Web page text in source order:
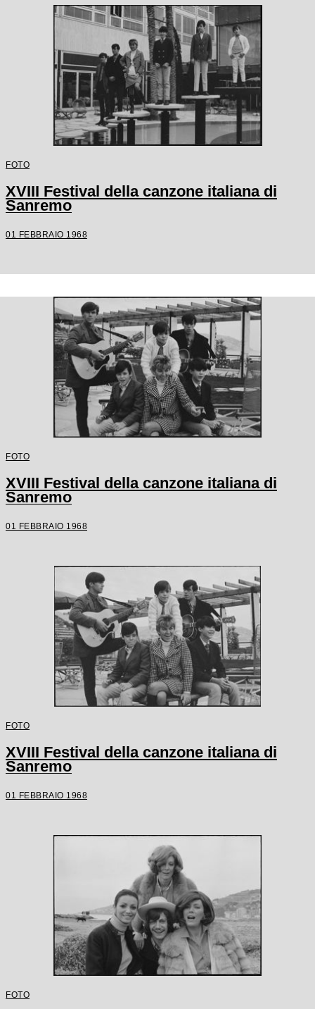
FOTO
XVIII Festival della canzone italiana di
Sanremo
01 FEBBRAIO 1968
FOTO
XVIII Festival della canzone italiana di
Sanremo
01 FEBBRAIO 1968
FOTO
XVIII Festival della canzone italiana di
Sanremo
01 FEBBRAIO 1968
FOTO